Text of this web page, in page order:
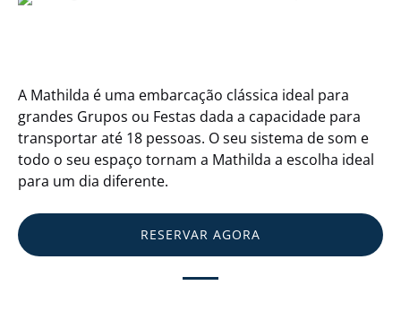
A Mathilda é uma embarcação clássica ideal para
grandes Grupos ou Festas dada a capacidade para
transportar até 18 pessoas. O seu sistema de som e
todo o seu espaço tornam a Mathilda a escolha ideal
para um dia diferente.
RESERVAR AGORA